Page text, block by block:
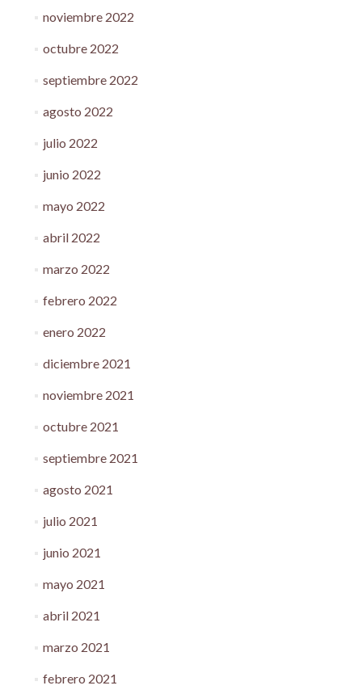
noviembre 2022
octubre 2022
septiembre 2022
agosto 2022
julio 2022
junio 2022
mayo 2022
abril 2022
marzo 2022
febrero 2022
enero 2022
diciembre 2021
noviembre 2021
octubre 2021
septiembre 2021
agosto 2021
julio 2021
junio 2021
mayo 2021
abril 2021
marzo 2021
febrero 2021